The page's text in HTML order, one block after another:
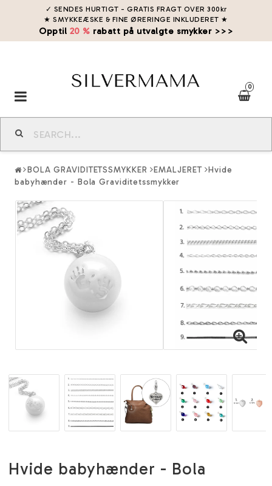
✓ SENDES HURTIGT - GRATIS FRAGT OVER 300kr
★ SMYKKEÆSKE & FINE ØRERINGE INKLUDERET ★
Opptil 20 % rabatt på utvalgte smykker >>>
0
Toggle
navigation
BOLA GRAVIDITETSSMYKKER EMALJERET
Hvide
babyhænder - Bola Graviditetssmykker
Hvide babyhænder - Bola